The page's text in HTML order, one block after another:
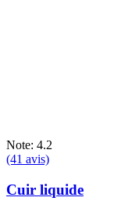
Note: 4.2
(41 avis)
Cuir liquide